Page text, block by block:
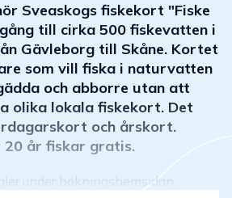
Sveaskogs fiskekort "Fiske
till cirka 500 fiskevatten i
Gävleborg till Skåne. Kortet
som vill fiska i naturvatten
och abborre utan att
olika lokala fiskekort. Det
och årskort.
20 år fiskar gratis.
under bokningshemsidan.